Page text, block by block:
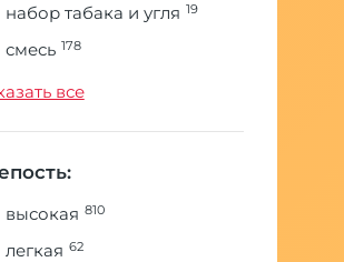
набор табака и угля 19
смесь 178
табак все
высокая 810
легкая 62